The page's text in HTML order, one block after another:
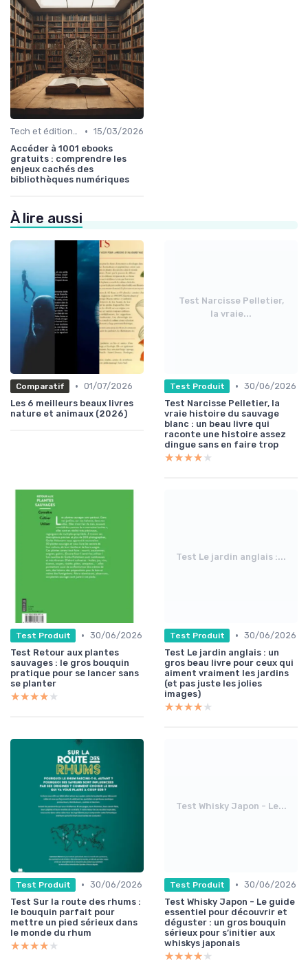
Tech et édition de livre • 15/03/2026
Accéder à 1001 ebooks
gratuits : comprendre les
enjeux cachés des
bibliothèques numériques
À lire aussi
Comparatif • 01/07/2026
Les 6 meilleurs beaux livres
nature et animaux (2026)
Test Narcisse Pelletier,
la vraie...
Test Produit • 30/06/2026
Test Narcisse Pelletier, la
vraie histoire du sauvage
blanc : un beau livre qui
raconte une histoire assez
dingue sans en faire trop
★★★★★
★★★★★
Test Produit • 30/06/2026
Test Retour aux plantes
sauvages : le gros bouquin
pratique pour se lancer sans
se planter
★★★★★
★★★★★
Test Le jardin anglais :...
Test Produit • 30/06/2026
Test Le jardin anglais : un
gros beau livre pour ceux qui
aiment vraiment les jardins
(et pas juste les jolies
images)
★★★★★
★★★★★
Test Produit • 30/06/2026
Test Sur la route des rhums :
le bouquin parfait pour
mettre un pied sérieux dans
le monde du rhum
★★★★★
★★★★★
Test Whisky Japon - Le...
Test Produit • 30/06/2026
Test Whisky Japon - Le guide
essentiel pour découvrir et
déguster : un gros bouquin
sérieux pour s’initier aux
whiskys japonais
★★★★★
★★★★★